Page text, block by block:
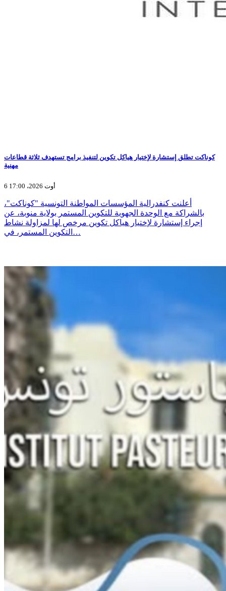
كوناكت تطلق إستشارة لإختيار هياكل تكوين لتنفيذ برامج تستهدف ثلاثة قطاعات
مهنية
6 أوت 2026، 17:00
أعلنت كنفدرالية المؤسسات المواطنة التونسية "كوناكت"،
بالشراكة مع الوحدة الجهوية للتكوين المستمر بولاية منوبة، عن
إجراء إستشارة لإختيار هياكل تكوين مرخص لها لمزاولة نشاط
التكوين المستمر، في…